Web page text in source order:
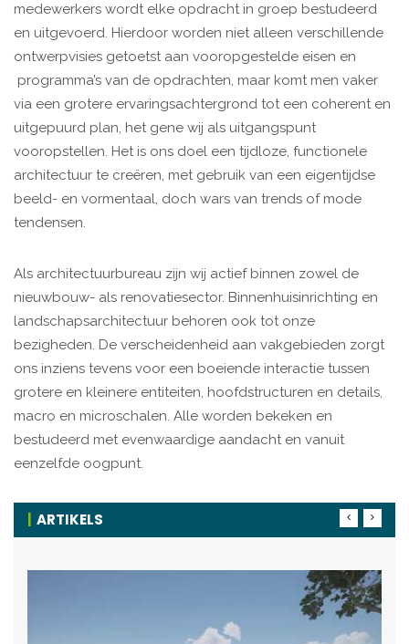
medewerkers wordt elke opdracht in groep bestudeerd
en uitgevoerd. Hierdoor worden niet alleen verschillende
ontwerpvisies getoetst aan vooropgestelde eisen en
programma’s van de opdrachten, maar komt men vaker
via een grotere ervaringsachtergrond tot een coherent en
uitgepuurd plan, het gene wij als uitgangspunt
vooropstellen. Het is ons doel een tijdloze, functionele
architectuur te creëren, met gebruik van een eigentijdse
beeld- en vormentaal, doch wars van trends of mode
tendensen.
Als architectuurbureau zijn wij actief binnen zowel de
nieuwbouw- als renovatiesector. Binnenhuisinrichting en
landschapsarchitectuur behoren ook tot onze
bezigheden. De verscheidenheid aan vakgebieden zorgt
ons inziens tevens voor een boeiende interactie tussen
grotere en kleinere entiteiten, hoofdstructuren en details,
macro en microschalen. Alle worden bekeken en
bestudeerd met evenwaardige aandacht en vanuit
eenzelfde oogpunt.
ARTIKELS